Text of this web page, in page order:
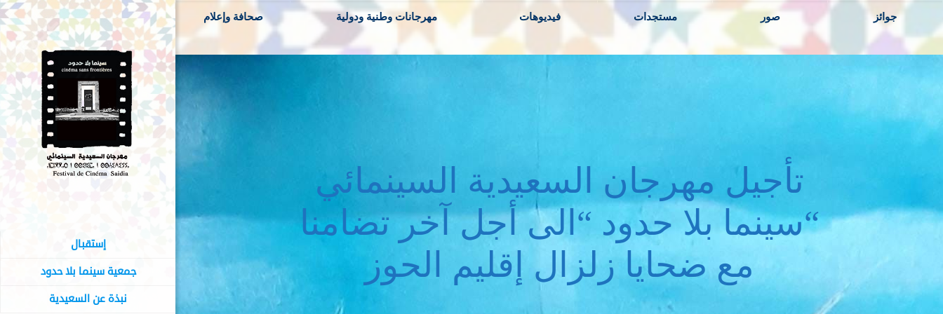
جوائز صور مستجدات فيديوهات مهرجانات وطنية ودولية صحافة وإعلام
إستقبال
جمعية سينما بلا حدود
نبذة عن السعيدية
تأجيل مهرجان السعيدية السينمائي
“سينما بلا حدود “الى أجل آخر تضامنا
مع ضحايا زلزال إقليم الحوز